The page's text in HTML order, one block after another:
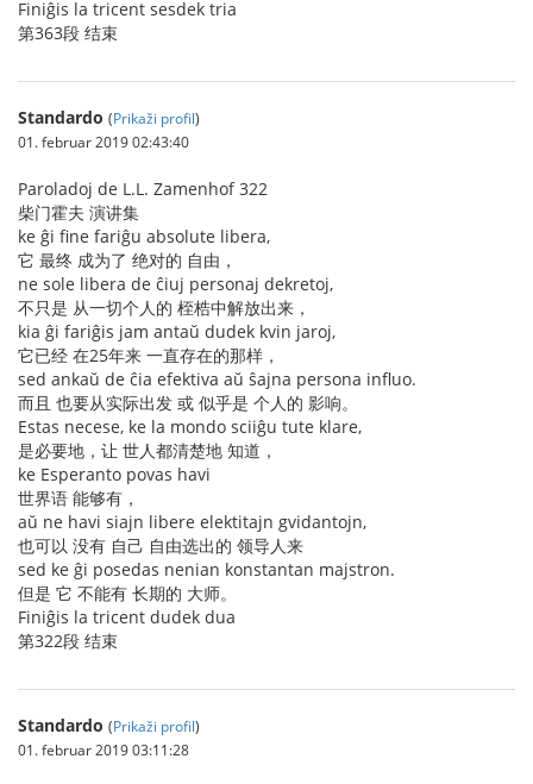
Finiĝis la tricent sesdek tria
第363段 结束
Standardo (Prikaži profil)
01. februar 2019 02:43:40
Paroladoj de L.L. Zamenhof 322
柴门霍夫 演讲集
ke ĝi fine fariĝu absolute libera,
它 最终 成为了 绝对的 自由，
ne sole libera de ĉiuj personaj dekretoj,
不只是 从一切个人的 桎梏中解放出来，
kia ĝi fariĝis jam antaŭ dudek kvin jaroj,
它已经 在25年来 一直存在的那样，
sed ankaŭ de ĉia efektiva aŭ ŝajna persona influo.
而且 也要从实际出发 或 似乎是 个人的 影响。
Estas necese, ke la mondo sciiĝu tute klare,
是必要地，让 世人都清楚地 知道，
ke Esperanto povas havi
世界语 能够有，
aŭ ne havi siajn libere elektitajn gvidantojn,
也可以 没有 自己 自由选出的 领导人来
sed ke ĝi posedas nenian konstantan majstron.
但是 它 不能有 长期的 大师。
Finiĝis la tricent dudek dua
第322段 结束
Standardo (Prikaži profil)
01. februar 2019 03:11:28